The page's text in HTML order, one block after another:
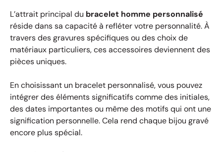
L’attrait principal du bracelet homme personnalisé
réside dans sa capacité à refléter votre personnalité. À
travers des gravures spécifiques ou des choix de
matériaux particuliers, ces accessoires deviennent des
pièces uniques.
En choisissant un bracelet personnalisé, vous pouvez
intégrer des éléments significatifs comme des initiales,
des dates importantes ou même des motifs qui ont une
signification personnelle. Cela rend chaque bijou gravé
encore plus spécial.